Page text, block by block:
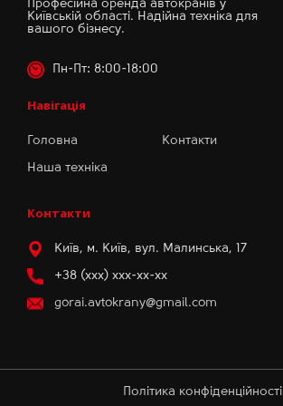
Професійна оренда автокранів у
Київській області. Надійна техніка для
вашого бізнесу.
Пн-Пт: 8:00-18:00
Навігація
Головна
Наша техніка
Контакти
Контакти
Київ, м. Київ, вул. Малинська, 17
+38 (xxx) xxx-xx-xx
gorai.avtokrany@gmail.com
Політика конфіденційності